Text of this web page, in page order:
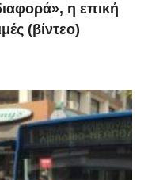
η επική
(βίντεο)